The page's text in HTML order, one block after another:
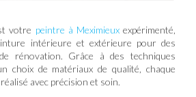
votre peintre à Meximieuxexpérimenté,
intérieure et extérieure pour des
rénovation. Grâce à des techniques
choix de matériaux de qualité, chaque
avec précision et soin.